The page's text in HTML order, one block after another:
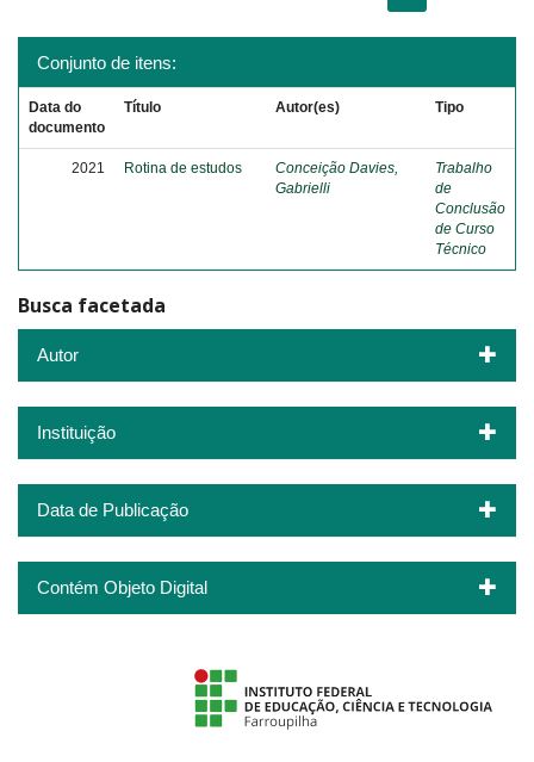
Conjunto de itens:
Data do
documento
Título Autor(es) Tipo
2021 Rotina de estudos
Conceição Davies,
Gabrielli
Trabalho
de
Conclusão
de Curso
Técnico
Busca facetada
Autor
Instituição
Data de Publicação
Contém Objeto Digital